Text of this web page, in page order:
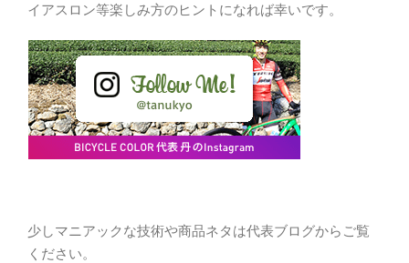
イアスロン等楽しみ方のヒントになれば幸いです。
少しマニアックな技術や商品ネタは代表ブログからご覧
ください。